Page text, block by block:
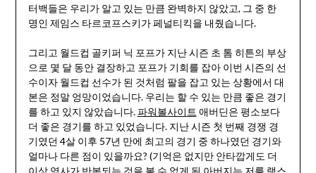
터백들은 우리가 알고 있는 만큼 완벽하지 않았고, 그 중 한
명인 제임스 타르코프스키가 페널티킥을 내줬습니다.
그리고 월드컵 골키퍼 닉 포프가 지난 시즌 초 톰 히튼의 부상
으로 몇 달 동안 결장하고 포프가 기회를 잡아 이번 시즌의 선
수이자 월드컵 선수가 된 것처럼 팔을 잡고 있는 상황에서 대
본은 정말 엉망이었습니다. 우리는 할 수 있는 만큼 좋은 경기
를 하고 있지 않았습니다.파워볼사이트 애버딘은 평소보다
더 좋은 경기를 하고 있었습니다. 지난 시즌 첫 번째 경쟁 경
기였던 4살 이후 57년 만에 최고의 경기 중 하나였던 경기와
얼마나 다른 점이 있을까요? (기억은 없지만 안타깝게도 더
이상 역사가 반복되는 것을 볼 수 없게 된 아버지는 저를 랭스